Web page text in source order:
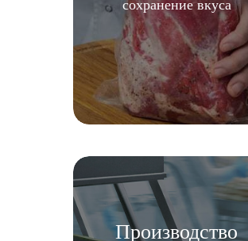
сохранение вкуса
Производство